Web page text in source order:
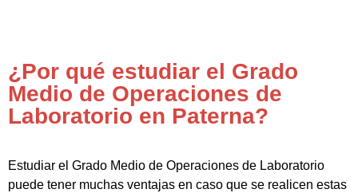
¿Por qué estudiar el Grado
Medio de Operaciones de
Laboratorio en Paterna?
Estudiar el Grado Medio de Operaciones de Laboratorio
puede tener muchas ventajas en caso que se realicen estas